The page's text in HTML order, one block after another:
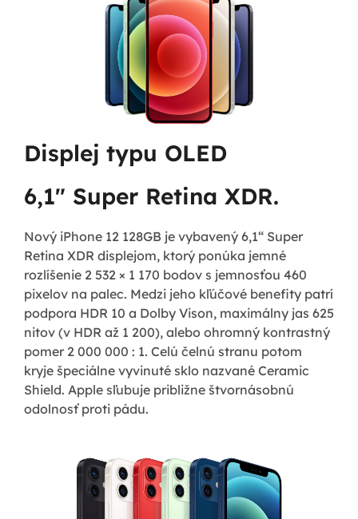
Displej typu OLED
6,1" Super Retina XDR.
Nový iPhone 12 128GB je vybavený 6,1“ Super
Retina XDR displejom, ktorý ponúka jemné
rozlíšenie 2 532 × 1 170 bodov s jemnosťou 460
pixelov na palec. Medzi jeho kľúčové benefity patrí
podpora HDR 10 a Dolby Vison, maximálny jas 625
nitov (v HDR až 1 200), alebo ohromný kontrastný
pomer 2 000 000 : 1. Celú čelnú stranu potom
kryje špeciálne vyvinuté sklo nazvané Ceramic
Shield. Apple sľubuje približne štvornásobnú
odolnosť proti pádu.